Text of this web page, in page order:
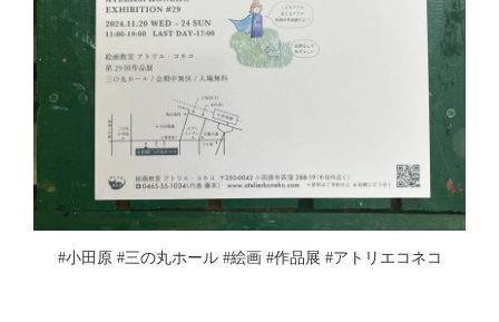
#小田原 #三の丸ホール #絵画 #作品展 #アトリエコネコ